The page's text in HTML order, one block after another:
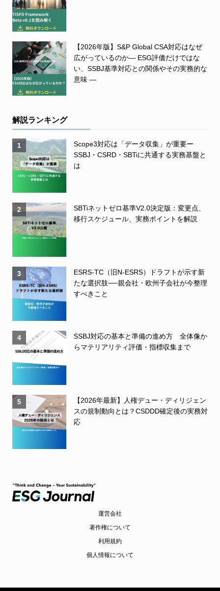
【2026年版】S&P Global CSA対応はなぜ
広がっているのか― ESG評価だけではな
い、SSBJ基準対応との関係やその実務的な
意味 ―
解説ランキング
1
Scope3対応は「データ収集」が重要ー
SSBJ・CSRD・SBTiに共通する実務基盤と
は
2
SBTiネットゼロ基準V2.0決定版：変更点、
移行スケジュール、実務ポイントを解説
3
ESRS-TC（旧N-ESRS）ドラフトが示す新
たな選択肢──親会社・欧州子会社が今整理
すべきこと
4
SSBJ対応の基本と準備の進め方 全体像か
らマテリアリティ評価・指標収集まで
5
【2026年最新】人権デュー・ディリジェン
スの規制動向とは？CSDDD確定後の実務対
応
運営会社
著作権について
利用規約
個人情報について